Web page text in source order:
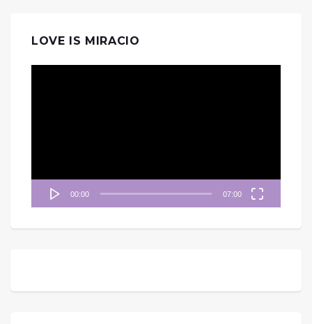
LOVE IS MIRACIO
00:00 07:00